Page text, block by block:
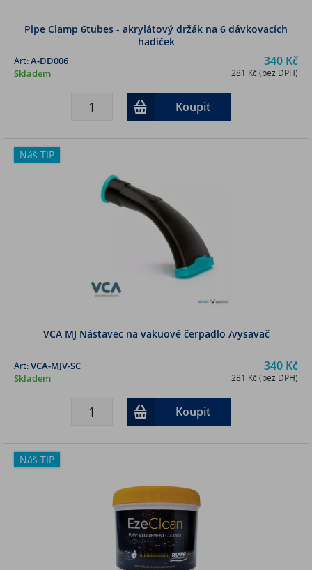
Pipe Clamp 6tubes - akrylátový držák na 6 dávkovacích
hadiček
340 Kč
281 Kč (bez DPH)
Art:A-DD006
Skladem
Koupit
Náš TIP
VCA MJ Nástavec na vakuové čerpadlo /vysavač
340 Kč
281 Kč (bez DPH)
Art:VCA-MJV-SC
Skladem
Koupit
Náš TIP